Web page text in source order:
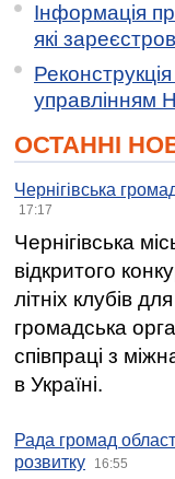
Інформація
які
управлінням
ОСТАННІ
Чернігівська
17:17
Чернігівська
відкритого
літніх клубів
громадська
співпраці з
в Україні.
Рада громад
розвитку
16:55